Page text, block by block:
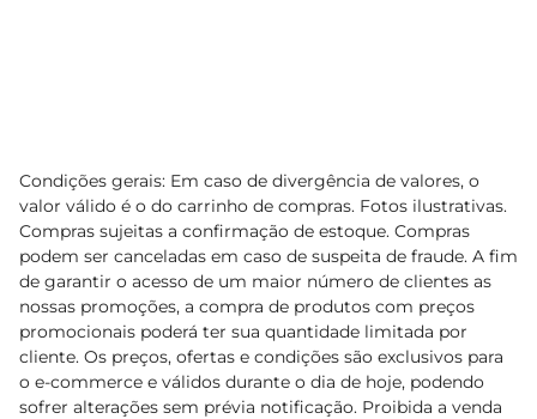
Condições gerais: Em caso de divergência de valores, o
valor válido é o do carrinho de compras. Fotos ilustrativas.
Compras sujeitas a confirmação de estoque. Compras
podem ser canceladas em caso de suspeita de fraude. A fim
de garantir o acesso de um maior número de clientes as
nossas promoções, a compra de produtos com preços
promocionais poderá ter sua quantidade limitada por
cliente. Os preços, ofertas e condições são exclusivos para
o e-commerce e válidos durante o dia de hoje, podendo
sofrer alterações sem prévia notificação. Proibida a venda